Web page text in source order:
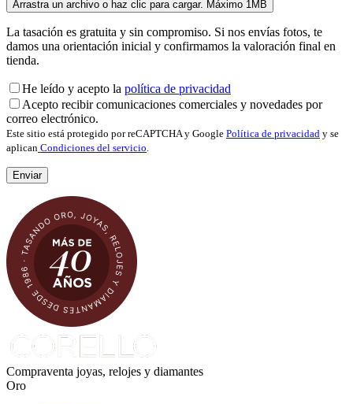
La tasación es gratuita y sin compromiso. Si nos envías fotos, te
damos una orientación inicial y confirmamos la valoración final en
tienda.
He leído y acepto la política de privacidad
Acepto recibir comunicaciones comerciales y novedades por
correo electrónico.
Este sitio está protegido por reCAPTCHA y Google Política de privacidad y se
aplican Condiciones del servicio
Compraventa joyas, relojes y diamantes
Oro